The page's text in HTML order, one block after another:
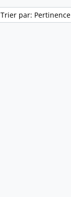
Trier par: Pertinence